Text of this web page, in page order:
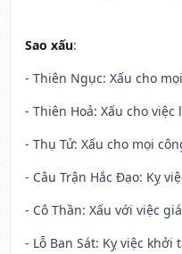
Sao xấu:
- Thiên Ngục: Xấu cho
- Thiên Hoả: Xấu cho việc
- Thụ Tử: Xấu cho mọi
- Câu Trận Hắc Đạo: Kỵ
- Cô Thần: Xấu với việc
- Lỗ Ban Sát: Kỵ việc khởi